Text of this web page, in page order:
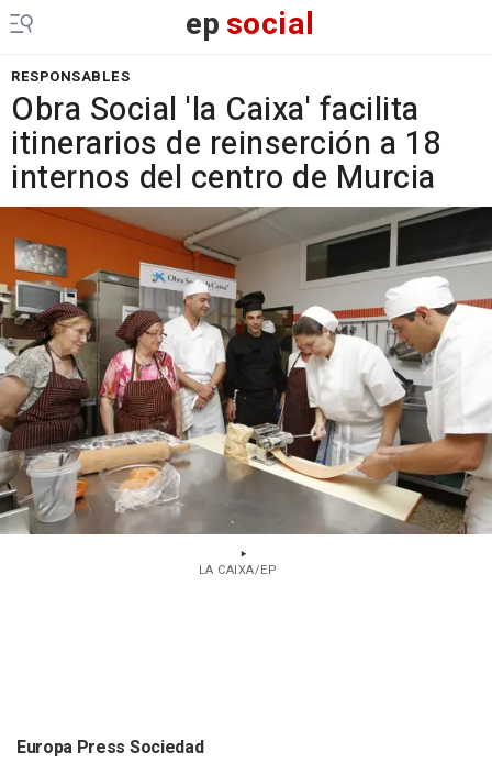
epsocial
RESPONSABLES
Obra Social 'la Caixa' facilita
itinerarios de reinserción a 18
internos del centro de Murcia
LA CAIXA/EP
Europa Press Sociedad